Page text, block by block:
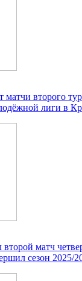
матчи второго
лиги в
второй матч
сезон 2025/